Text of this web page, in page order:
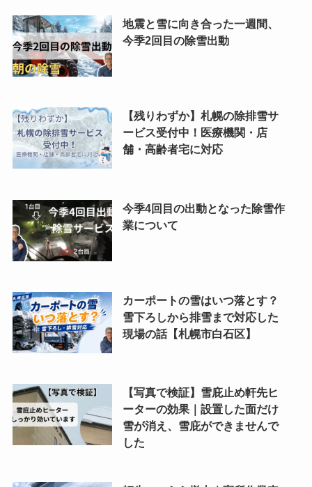
地震と雪に向き合った一週間、
今季2回目の除雪出動
【残りわずか】札幌の除排雪サ
ービス受付中！医療機関・店
舗・高齢者宅に対応
今季4回目の出動となった除雪作
業について
カーポートの雪はいつ落とす？
雪下ろしから排雪まで対応した
現場の話【札幌市白石区】
【写真で検証】雪庇止め軒先ヒ
ーターの効果｜設置した面だけ
雪が消え、雪庇ができませんで
した